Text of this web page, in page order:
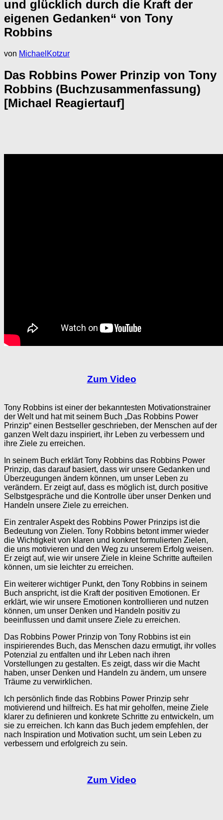
und glücklich durch die Kraft der
eigenen Gedanken“ von Tony
Robbins
von MichaelKotzur
Das Robbins Power Prinzip von Tony
Robbins (Buchzusammenfassung)
[Michael Reagiertauf]
Zum Video
Tony Robbins ist einer der bekanntesten Motivationstrainer
der Welt und hat mit seinem Buch „Das Robbins Power
Prinzip“ einen Bestseller geschrieben, der Menschen auf der
ganzen Welt dazu inspiriert, ihr Leben zu verbessern und
ihre Ziele zu erreichen.
In seinem Buch erklärt Tony Robbins das Robbins Power
Prinzip, das darauf basiert, dass wir unsere Gedanken und
Überzeugungen ändern können, um unser Leben zu
verändern. Er zeigt auf, dass es möglich ist, durch positive
Selbstgespräche und die Kontrolle über unser Denken und
Handeln unsere Ziele zu erreichen.
Ein zentraler Aspekt des Robbins Power Prinzips ist die
Bedeutung von Zielen. Tony Robbins betont immer wieder
die Wichtigkeit von klaren und konkret formulierten Zielen,
die uns motivieren und den Weg zu unserem Erfolg weisen.
Er zeigt auf, wie wir unsere Ziele in kleine Schritte aufteilen
können, um sie leichter zu erreichen.
Ein weiterer wichtiger Punkt, den Tony Robbins in seinem
Buch anspricht, ist die Kraft der positiven Emotionen. Er
erklärt, wie wir unsere Emotionen kontrollieren und nutzen
können, um unser Denken und Handeln positiv zu
beeinflussen und damit unsere Ziele zu erreichen.
Das Robbins Power Prinzip von Tony Robbins ist ein
inspirierendes Buch, das Menschen dazu ermutigt, ihr volles
Potenzial zu entfalten und ihr Leben nach ihren
Vorstellungen zu gestalten. Es zeigt, dass wir die Macht
haben, unser Denken und Handeln zu ändern, um unsere
Träume zu verwirklichen.
Ich persönlich finde das Robbins Power Prinzip sehr
motivierend und hilfreich. Es hat mir geholfen, meine Ziele
klarer zu definieren und konkrete Schritte zu entwickeln, um
sie zu erreichen. Ich kann das Buch jedem empfehlen, der
nach Inspiration und Motivation sucht, um sein Leben zu
verbessern und erfolgreich zu sein.
Zum Video